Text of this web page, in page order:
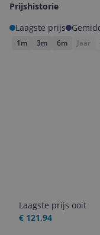
Prijshistorie
Laagste prijs
1m 3m 6m Jaar
Laagste prijs ooit
€ 121,94